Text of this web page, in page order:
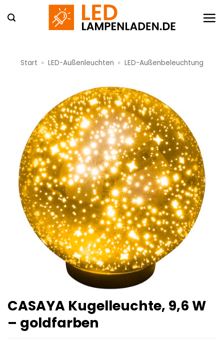
Inhalt
Start » LED-Außenleuchten » LED-Außenbeleuchtung
CASAYA Kugelleuchte, 9,6 W
– goldfarben